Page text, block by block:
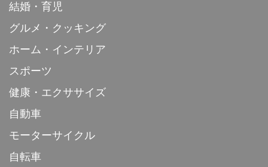
結婚・育児
グルメ・クッキング
ホーム・インテリア
スポーツ
健康・エクササイズ
自動車
モーターサイクル
自転車